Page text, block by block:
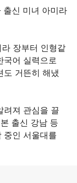
출신 미녀 아미라
라 장부터 인형같
국어 실력으로
도 거뜬히 해냈
려져 관심을 끌
출신 강남 등
중인 서울대를